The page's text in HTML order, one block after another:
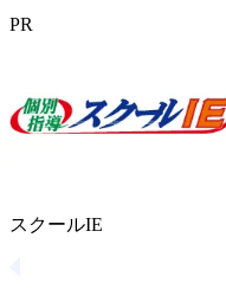
PR
スクールIE